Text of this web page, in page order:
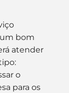
bom
atender
o
para os